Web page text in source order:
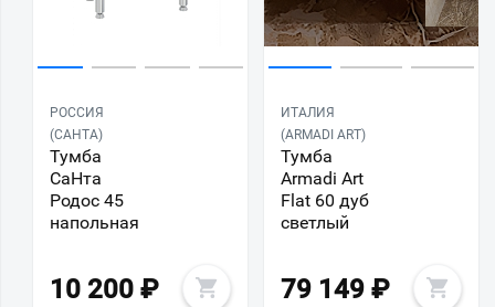
РОССИЯ
(САНТА)
Тумба
СаНта
Родос 45
напольная
10 200 ₽
ИТАЛИЯ
(ARMADI ART)
Тумба
Armadi Art
Flat 60 дуб
светлый
79 149 ₽